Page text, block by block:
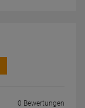
0 Bewertungen